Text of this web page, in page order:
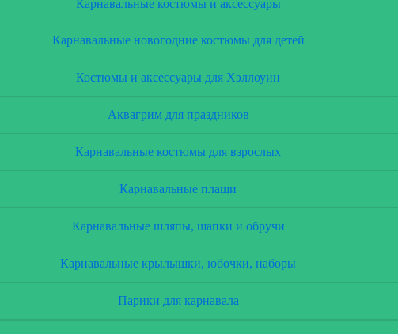
Карнавальные костюмы и аксессуары
Карнавальные новогодние костюмы для детей
Костюмы и аксессуары для Хэллоуин
Аквагрим для праздников
Карнавальные костюмы для взрослых
Карнавальные плащи
Карнавальные шляпы, шапки и обручи
Карнавальные крылышки, юбочки, наборы
Парики для карнавала